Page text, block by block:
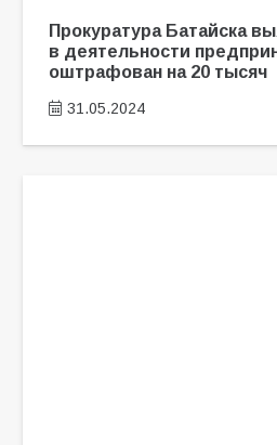
Прокуратура Батайска
в деятельности
оштрафован на 20 тысяч
31.05.2024